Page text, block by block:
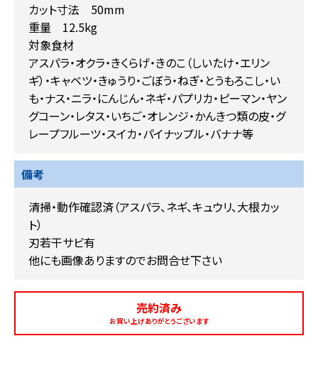
カット寸法 50mm
重量 12.5kg
対象食材
アスパラ・オクラ・きくらげ・きのこ（しいたけ・エリン
ギ）・キャベツ・きゅうり・ごぼう・ねぎ・とうもろこし・い
も・ナス・ニラ・にんじん・ネギ・パプリカ・ピーマン・ヤン
グコーン・レタス・いちご・オレンジ・かんきつ類の皮・グ
レープフルーツ・スイカ・パイナップル・バナナ等
備考
清掃・動作確認済（アスパラ、ネギ、キュウリ、大根カッ
ト）
刃若干サビ有
他にも画像ありますのでお問合せ下さい
売約済み
お買い上げありがとうございます